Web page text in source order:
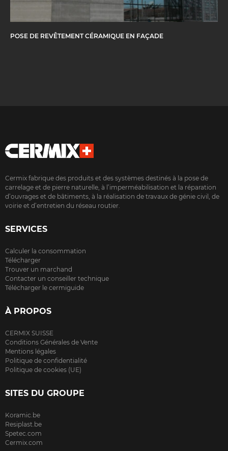
POSE DE REVÊTEMENT CÉRAMIQUE EN FAÇADE
Cermix fabrique des produits et des systèmes destinés à la pose de
carrelage et de pierre naturelle, à l’imperméabilisation et la réparation
d’ouvrages et de bâtiments, à la réalisation de travaux de génie civil, de
voirie et d’entretien du réseau routier.
SERVICES
Calculer la consommation
Télécharger
Trouver un marchand
Contacter un conseiller technique
Télécharger le cermiguide
À PROPOS
CERMIX SUISSE
Conditions Générales de Vente
Mentions légales
Politique de confidentialité
Politique de cookies (UE)
SITES DU GROUPE
Koramic.be
Resiplast.be
Spetec.com
Cermix.com